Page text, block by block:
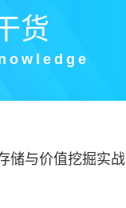
货
储与价值挖掘实